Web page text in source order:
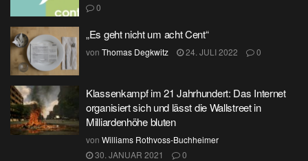
0
„Es geht nicht um acht Cent“
von Thomas Degkwitz 24. JULI 2022 0
Klassenkampf im 21 Jahrhundert: Das Internet
organisiert sich und lässt die Wallstreet in
Milliardenhöhe bluten
von Williams Rothvoss-Buchheimer
30. JANUAR 2021
0